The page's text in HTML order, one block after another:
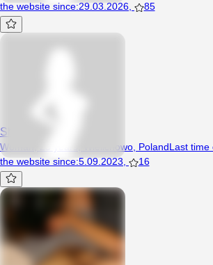
the website since:29.03.2026, 85
Sheinii
Woman, 23 years, Wielichowo, PolandLast time
the website since:5.09.2023 16